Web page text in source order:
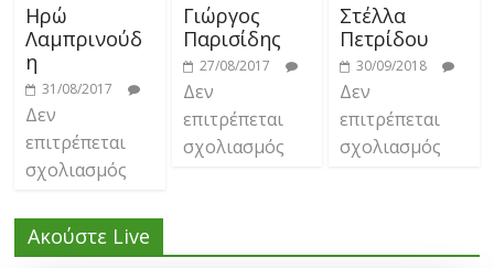
Ηρώ
Λαμπρινούδ
η
31/08/2017
Δεν
επιτρέπεται
σχολιασμός
Γιώργος
Παρισίδης
27/08/2017
Δεν
επιτρέπεται
σχολιασμός
Στέλλα
Πετρίδου
30/09/2018
Δεν
επιτρέπεται
σχολιασμός
Ακούστε Live